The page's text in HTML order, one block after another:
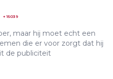
+15039
maar hij moet echt een
die er voor zorgt dat hij
de publiciteit